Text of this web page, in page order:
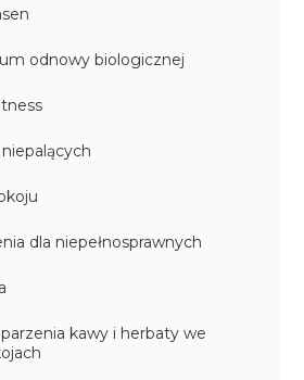
odnowy biologicznej
dla niepełnosprawnych
kawy i herbaty we